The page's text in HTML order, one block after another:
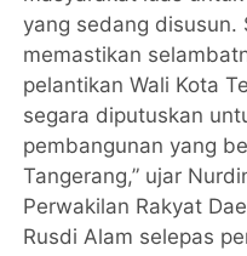
yang sedang disusun.
memastikan
pelantikan Wali Kota
segara diputuskan
pembangunan yang
Tangerang,” ujar
Perwakilan Rakyat
Rusdi Alam selepas